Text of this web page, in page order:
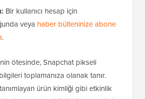
Bir kullanıcı hesap için
veya haber bülteninize abone
.
ötesinde, Snapchat pikseli
bilgileri toplamanıza olanak tanır.
ürün kimliği gibi etkinlik